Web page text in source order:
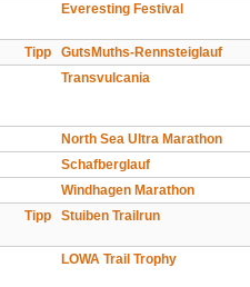
Everesting Festival
Tipp GutsMuths-Rennsteiglauf
Transvulcania
North Sea Ultra Marathon
Schafberglauf
Windhagen Marathon
Tipp Stuiben Trailrun
LOWA Trail Trophy